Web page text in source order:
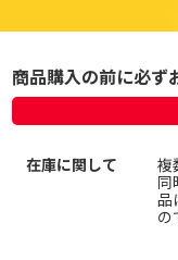
商品購入の前に必ず
在庫に関して
複
同
品
の